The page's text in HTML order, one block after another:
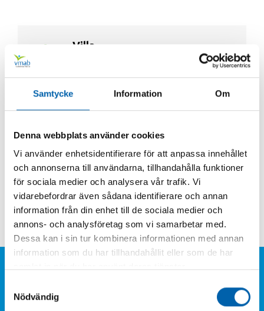
Samtycke Information Om
Denna webbplats använder cookies
Vi använder enhetsidentifierare för att anpassa innehållet
och annonserna till användarna, tillhandahålla funktioner
för sociala medier och analysera vår trafik. Vi
vidarebefordrar även sådana identifierare och annan
information från din enhet till de sociala medier och
annons- och analysföretag som vi samarbetar med.
Dessa kan i sin tur kombinera informationen med annan
information som du har tillhandahållit eller som de har
Nödvändig
Villa
Lägenhet
Återvinningscentraler
Lämnas in till Apoteket
Typer av avfall
Nedan listar vi några exempel på avfall som ska
sorteras som Mediciner och läkemedel, A-Ö.